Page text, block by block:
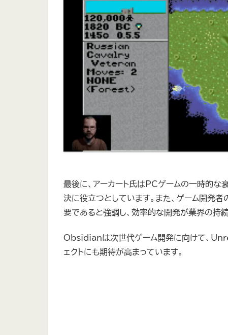
最後に、アーカート氏はPCゲームの一時的
決に役立つとしています。また、ゲーム開発
要であると強調し、効率的な開発が業界の持
Obsidianは次世代ゲーム開発に向けて、
ェクトにも期待が高まっています。